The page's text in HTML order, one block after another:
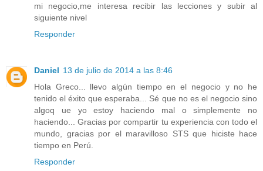
mi negocio,me interesa recibir las lecciones y subir al
siguiente nivel
Responder
Daniel 13 de julio de 2014 a las 8:46
Hola Greco... llevo algún tiempo en el negocio y no he
tenido el éxito que esperaba... Sé que no es el negocio sino
algoq ue yo estoy haciendo mal o simplemente no
haciendo... Gracias por compartir tu experiencia con todo el
mundo, gracias por el maravilloso STS que hiciste hace
tiempo en Perú.
Responder